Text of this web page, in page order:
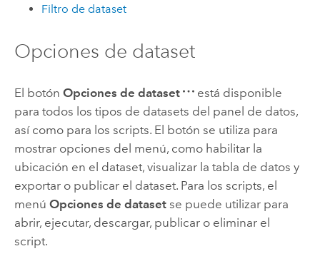
Filtro de dataset
Opciones de dataset
El botón Opciones de dataset
está disponible
para todos los tipos de datasets del panel de datos,
así como para los scripts. El botón se utiliza para
mostrar opciones del menú, como habilitar la
ubicación en el dataset, visualizar la tabla de datos y
exportar o publicar el dataset. Para los scripts, el
menú Opciones de datasetse puede utilizar para
abrir, ejecutar, descargar, publicar o eliminar el
script.